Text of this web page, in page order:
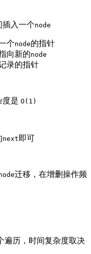
插入一个node
个node的指针
向新的node
录的指针
度是 O(1)
next 即可
迁移，在增删操作频
遍历，时间复杂度取决